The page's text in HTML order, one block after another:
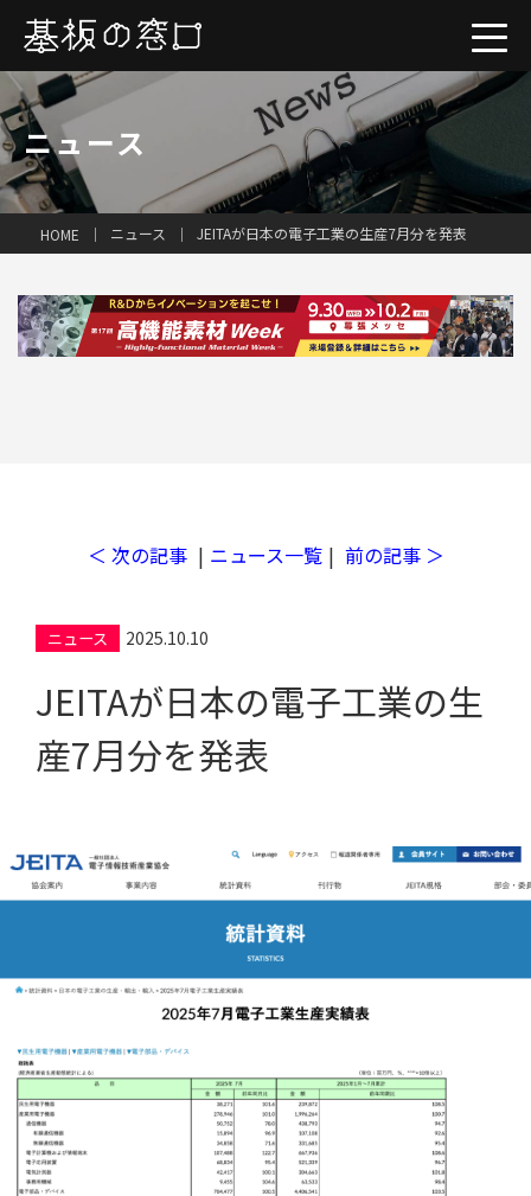
一括見積り
工場検索
クチコミ
ニュース
HOME ニュース JEITAが日本の電子工業の生産7月分を発表
＜ 次の記事 | ニュース一覧 | 前の記事 ＞
ニュース 2025.10.10
JEITAが日本の電子工業の生
産7月分を発表